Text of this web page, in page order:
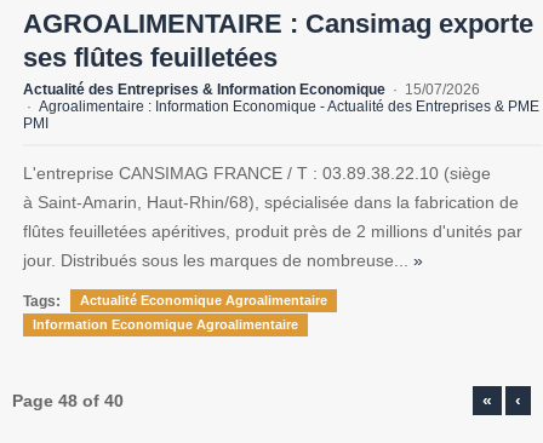
AGROALIMENTAIRE : Cansimag exporte
ses flûtes feuilletées
Actualité des Entreprises & Information Economique
15/07/2026
Agroalimentaire : Information Economique - Actualité des Entreprises & PME
PMI
L'entreprise CANSIMAG FRANCE / T : 03.89.38.22.10 (siège
à Saint-Amarin, Haut-Rhin/68), spécialisée dans la fabrication de
flûtes feuilletées apéritives, produit près de 2 millions d'unités par
jour. Distribués sous les marques de nombreuse... »
Tags:
Actualité Economique Agroalimentaire
Information Economique Agroalimentaire
Page 48 of 40 « ‹